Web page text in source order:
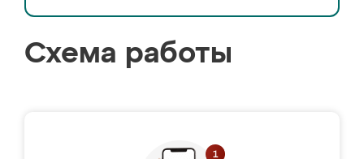
Схема работы